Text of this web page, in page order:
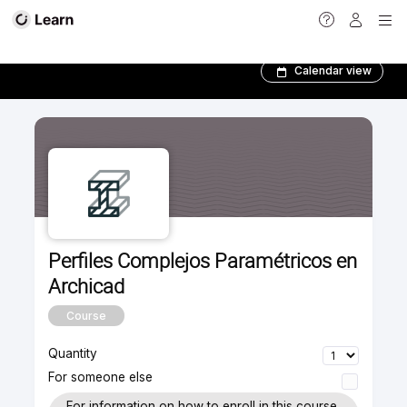
Calendar view
Perfiles Complejos Paramétricos en
Archicad
Course
Quantity
For someone else